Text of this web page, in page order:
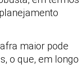
maior pode
o que, em longo